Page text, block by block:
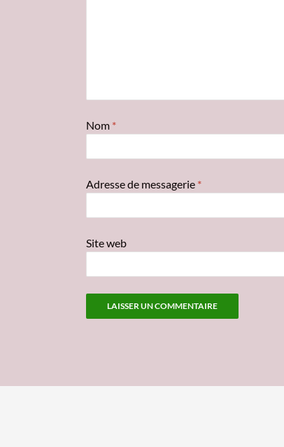
Nom *
Adresse de messagerie *
Site web